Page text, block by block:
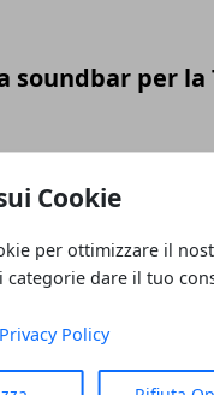
Cookie
per ottimizzare il
categorie dare il tuo
Privacy Policy
soundbar per la
del telefono